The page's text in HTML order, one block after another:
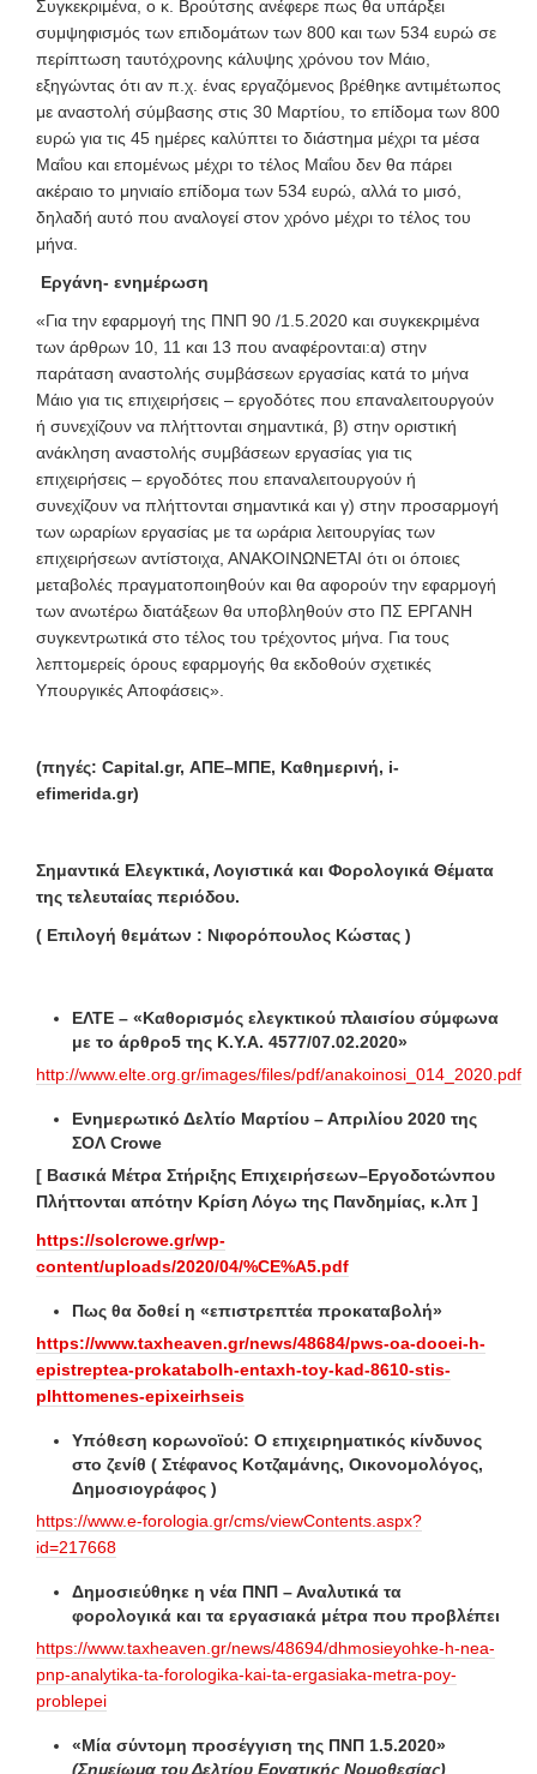
Συγκεκριμένα, ο κ. Βρούτσης ανέφερε πως θα υπάρξει
συμψηφισμός των επιδομάτων των 800 και των 534 ευρώ σε
περίπτωση ταυτόχρονης κάλυψης χρόνου τον Μάιο,
εξηγώντας ότι αν π.χ. ένας εργαζόμενος βρέθηκε αντιμέτωπος
με αναστολή σύμβασης στις 30 Μαρτίου, το επίδομα των 800
ευρώ για τις 45 ημέρες καλύπτει το διάστημα μέχρι τα μέσα
Μαΐου και επομένως μέχρι το τέλος Μαΐου δεν θα πάρει
ακέραιο το μηνιαίο επίδομα των 534 ευρώ, αλλά το μισό,
δηλαδή αυτό που αναλογεί στον χρόνο μέχρι το τέλος του
μήνα.
Εργάνη- ενημέρωση
«Για την εφαρμογή της ΠΝΠ 90 /1.5.2020 και συγκεκριμένα
των άρθρων 10, 11 και 13 που αναφέρονται:α) στην
παράταση αναστολής συμβάσεων εργασίας κατά το μήνα
Μάιο για τις επιχειρήσεις – εργοδότες που επαναλειτουργούν
ή συνεχίζουν να πλήττονται σημαντικά, β) στην οριστική
ανάκληση αναστολής συμβάσεων εργασίας για τις
επιχειρήσεις – εργοδότες που επαναλειτουργούν ή
συνεχίζουν να πλήττονται σημαντικά και γ) στην προσαρμογή
των ωραρίων εργασίας με τα ωράρια λειτουργίας των
επιχειρήσεων αντίστοιχα, ΑΝΑΚΟΙΝΩΝΕΤΑΙ ότι οι όποιες
μεταβολές πραγματοποιηθούν και θα αφορούν την εφαρμογή
των ανωτέρω διατάξεων θα υποβληθούν στο ΠΣ ΕΡΓΑΝΗ
συγκεντρωτικά στο τέλος του τρέχοντος μήνα. Για τους
λεπτομερείς όρους εφαρμογής θα εκδοθούν σχετικές
Υπουργικές Αποφάσεις».
(πηγές: Capital.gr, ΑΠΕ–ΜΠΕ, Καθημερινή, i-
efimerida.gr)
Σημαντικά Ελεγκτικά, Λογιστικά και Φορολογικά Θέματα
της τελευταίας περιόδου.
( Επιλογή θεμάτων : Νιφορόπουλος Κώστας )
ΕΛΤΕ – «Καθορισμός ελεγκτικού πλαισίου σύμφωνα
με το άρθρο5 της Κ.Υ.Α. 4577/07.02.2020»
http://www.elte.org.gr/images/files/pdf/anakoinosi_014_2020.pdf
Ενημερωτικό Δελτίο Μαρτίου – Απριλίου 2020 της
ΣΟΛ Crowe
[ Βασικά Μέτρα Στήριξης Επιχειρήσεων–Εργοδοτώνπου
Πλήττονται απότην Κρίση Λόγω της Πανδημίας, κ.λπ ]
https://solcrowe.gr/wp-
content/uploads/2020/04/%CE%A5.pdf
Πως θα δοθεί η «επιστρεπτέα προκαταβολή»
https://www.taxheaven.gr/news/48684/pws-oa-dooei-h-
epistreptea-prokatabolh-entaxh-toy-kad-8610-stis-
plhttomenes-epixeirhseis
Υπόθεση κορωνοϊού: Ο επιχειρηματικός κίνδυνος
στο ζενίθ ( Στέφανος Κοτζαμάνης, Οικονομολόγος,
Δημοσιογράφος )
https://www.e-forologia.gr/cms/viewContents.aspx?
id=217668
Δημοσιεύθηκε η νέα ΠΝΠ – Αναλυτικά τα
φορολογικά και τα εργασιακά μέτρα που προβλέπει
https://www.taxheaven.gr/news/48694/dhmosieyohke-h-nea-
pnp-analytika-ta-forologika-kai-ta-ergasiaka-metra-poy-
problepei
«Μία σύντομη προσέγγιση της ΠΝΠ 1.5.2020»
(Σημείωμα του Δελτίου Εργατικής Νομοθεσίας)